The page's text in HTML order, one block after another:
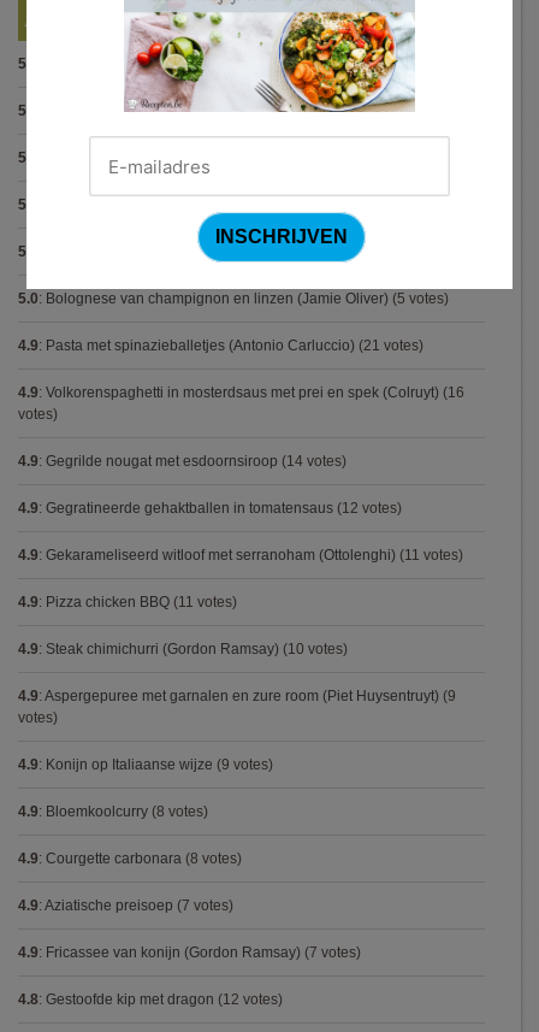
Best Beoordeelde Recepten
5.0 Spaghetti bolognese maison (15 votes)
5.0 Steak met Cajun patatjes en rodekoolsla(12 votes)
5.0 Pasta carbonara met mosselen
5.0
5.0 Spaghetti met krokante kip
5.0: Bolognese van champignon en linzen (Jamie Oliver) (5 votes)
4.9: Pasta met spinazieballetjes (Antonio Carluccio) (21 votes)
4.9: Volkorenspaghetti in mosterdsaus met prei en spek (Colruyt) (16
votes)
4.9: Gegrilde nougat met esdoornsiroop (14 votes)
4.9: Gegratineerde gehaktballen in tomatensaus (12 votes)
4.9: Gekarameliseerd witloof met serranoham (Ottolenghi) (11 votes)
4.9: Pizza chicken BBQ (11 votes)
4.9: Steak chimichurri (Gordon Ramsay) (10 votes)
4.9: Aspergepuree met garnalen en zure room (Piet Huysentruyt) (9
votes)
4.9: Konijn op Italiaanse wijze (9 votes)
4.9: Bloemkoolcurry (8 votes)
4.9: Courgette carbonara (8 votes)
4.9: Aziatische preisoep (7 votes)
4.9: Fricassee van konijn (Gordon Ramsay) (7 votes)
4.8: Gestoofde kip met dragon (12 votes)